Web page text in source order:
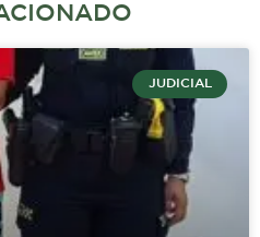
JUDICIAL